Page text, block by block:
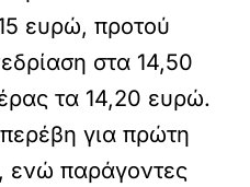
ευρώ, προτού
στα 14,50
τα 14,20 ευρώ.
για πρώτη
ενώ παράγοντες